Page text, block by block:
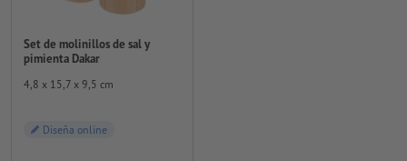
Set de molinillos de sal y
pimienta Dakar
4,8 x 15,7 x 9,5 cm
Diseña online